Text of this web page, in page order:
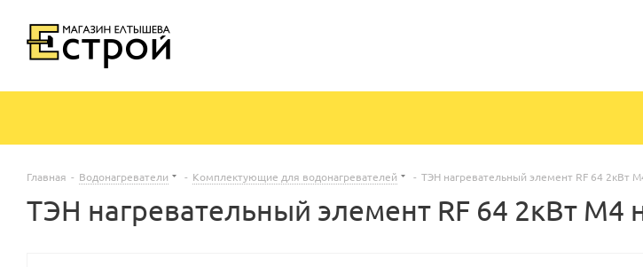
Главная - Водонагреватели - Комплектующие для водонагревателей - ТЭН нагревательный элемент RF 64 2кВт
ТЭН нагревательный элемент RF 64 2кВт М4